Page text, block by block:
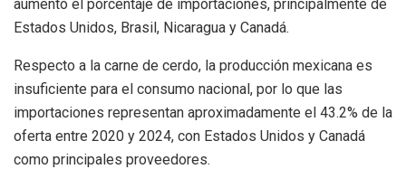
aumentó el porcentaje de importaciones, principalmente de
Estados Unidos, Brasil, Nicaragua y Canadá.
Respecto a la carne de cerdo, la producción mexicana es
insuficiente para el consumo nacional, por lo que las
importaciones representan aproximadamente el 43.2% de la
oferta entre 2020 y 2024, con Estados Unidos y Canadá
como principales proveedores.